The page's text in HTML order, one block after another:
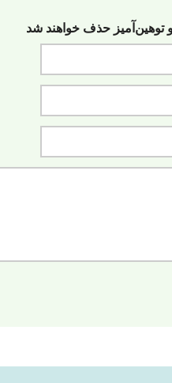
و توهین‌آمیز حذف خواهند شد